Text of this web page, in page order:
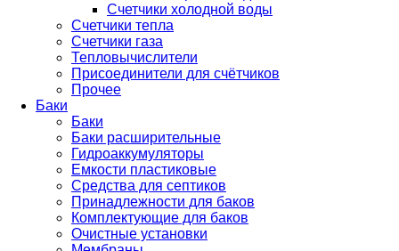
Счетчики холодной воды
Счетчики тепла
Счетчики газа
Тепловычислители
Присоединители для счётчиков
Прочее
Баки
Баки
Баки расширительные
Гидроаккумуляторы
Емкости пластиковые
Средства для септиков
Принадлежности для баков
Комплектующие для баков
Очистные установки